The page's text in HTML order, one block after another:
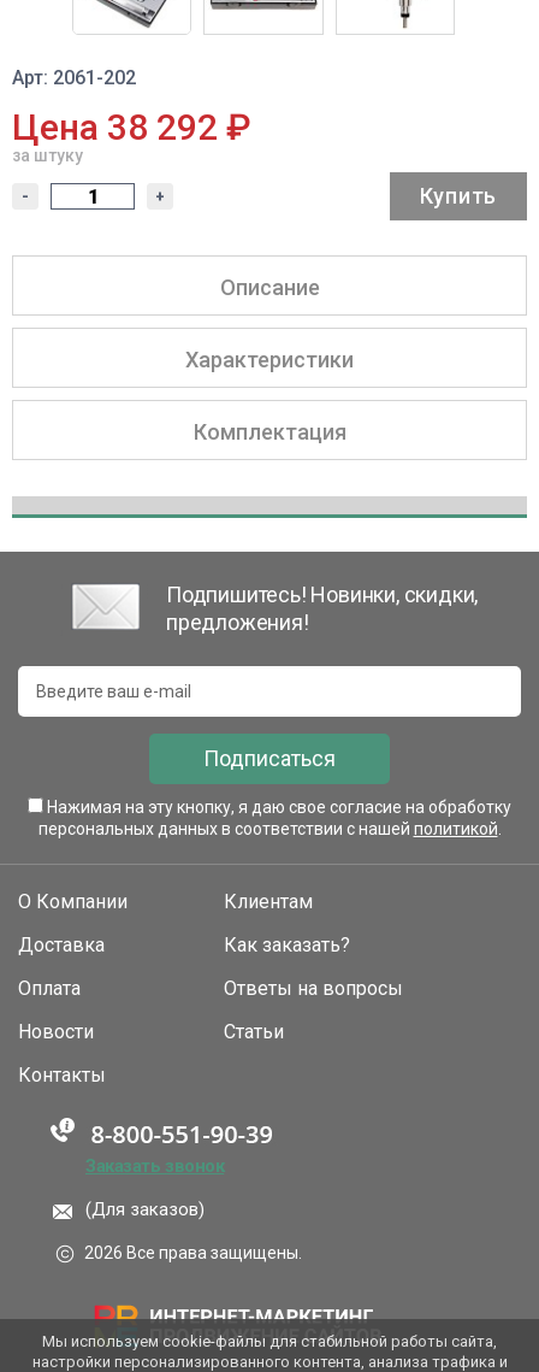
Арт: 2061-202
Цена 38 292 ₽
за штуку
- + Купить
Описание
Характеристики
Комплектация
Подпишитесь! Новинки, скидки,
предложения!
Подписаться
Нажимая на эту кнопку, я даю свое согласие на обработку
персональных данных в соответствии с нашей политикой
О Компании
Доставка
Оплата
Новости
Клиентам
Как заказать?
Ответы на вопросы
Статьи
Контакты
Заказать звонок
(Для заказов)
2026 Все права защищены.
Мы используем cookie-файлы для стабильной работы сайта,
настройки персонализированного контента, анализа трафика и